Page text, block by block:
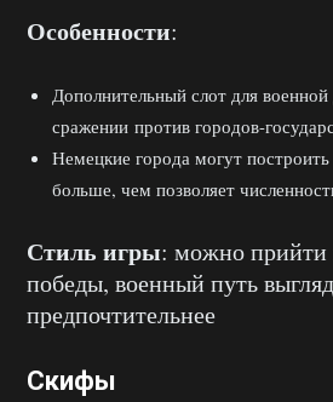
Особенности:
Дополнительный слот для
сражении против городов-
Немецкие города могут
больше, чем позволяет
Стиль игры: можно
победы, военный путь
предпочтительнее
Скифы